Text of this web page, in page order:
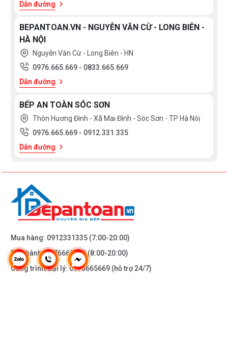
Dẫn đường
BEPANTOAN.VN - NGUYỄN VĂN CỪ - LONG BIÊN -
HÀ NỘI
Nguyễn Văn Cừ - Long Biên - HN
0976.665.669 - 0833.665.669
Dẫn đường
BẾP AN TOÀN SÓC SƠN
Thôn Hương Đình - Xã Mai Đình - Sóc Sơn - TP Hà Nôị
0976.665.669 - 0912.331.335
Dẫn đường
Mua hàng: 0912331335 (7:00-20:00)
Bảo hành:0976665669(8:00-20:00)
Công trình/Đại lý:0976665669 (hỗ trợ 24/7)